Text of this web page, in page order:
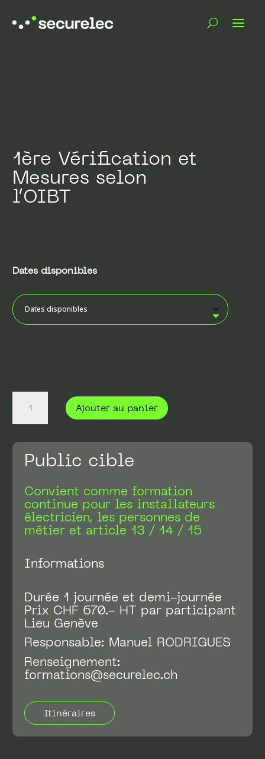
1ère Vérification et
Mesures selon
l’OIBT
Dates disponibles
quantité
de
1ère
et
Mesures
l'OIBT
Ajouter au panier
Public cible
Convient comme formation
continue pour les installateurs
électricien, les personnes de
métier et article 13 / 14 / 15
Informations
Durée 1 journée et demi-journée
Prix CHF 670.- HT par participant
Lieu Genève
Responsable: Manuel RODRIGUES
Renseignement:
formations@securelec.ch
Itinéraires